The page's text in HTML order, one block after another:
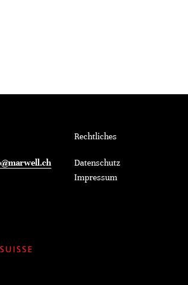
Rechtliches
Datenschutz
Impressum